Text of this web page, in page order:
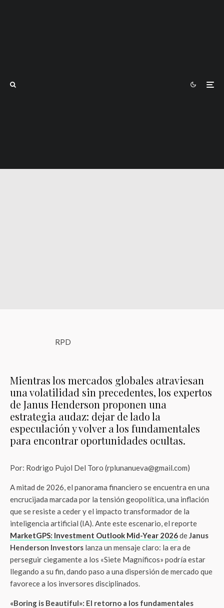
RPD
Mientras los mercados globales atraviesan
una volatilidad sin precedentes, los expertos
de Janus Henderson proponen una
estrategia audaz: dejar de lado la
especulación y volver a los fundamentales
para encontrar oportunidades ocultas.
Por: Rodrigo Pujol Del Toro (rplunanueva@gmail.com)
A mitad de 2026, el panorama financiero se encuentra en una
encrucijada marcada por la tensión geopolítica, una inflación
que se resiste a ceder y el impacto transformador de la
inteligencia artificial (IA). Ante este escenario, el reporte
MarketGPS: Investment Outlook Mid-Year 2026deJanus
Henderson Investors lanza un mensaje claro: la era de
perseguir ciegamente a los «Siete Magníficos» podría estar
llegando a su fin, dando paso a una dispersión de mercado que
favorece a los inversores disciplinados.
«Boring is Beautiful»: El retorno a los fundamentales